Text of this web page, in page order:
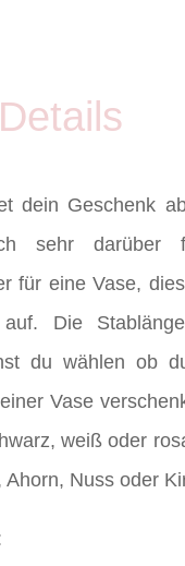
dein Geschenk
sehr darüber
für eine Vase,
auf. Die
du wählen ob
Vase
weiß oder
Ahorn, Nuss oder